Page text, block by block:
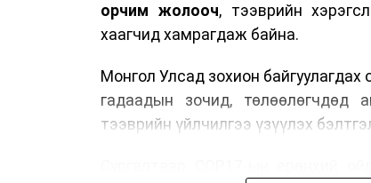
орчим жолооч, тээврийн
хаагчид хамрагдаж байна.
Монгол Улсад зохион
гадаадын зочид, төлөөлөгчдөд
тээврийн үйлчилгээ үзүүлэх